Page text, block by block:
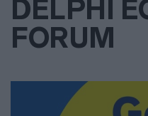
DELPHI
FORUM